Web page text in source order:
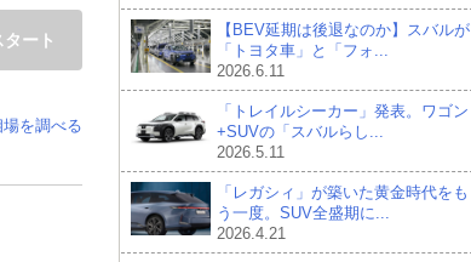
ート
を調べる
【BEV延期は後退なのか】スバルが
「トヨタ車」と「フォ...
2026.6.11
「トレイルシーカー」発表。ワゴン
+SUVの「スバルらし...
2026.5.11
「レガシィ」が築いた黄金時代をも
う一度。SUV全盛期に...
2026.4.21